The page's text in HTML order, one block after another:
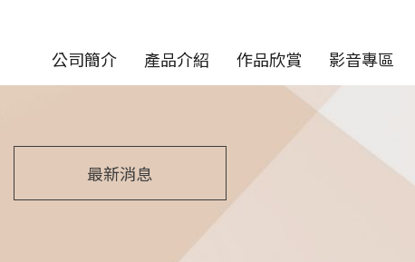
公司簡介 產品介紹 作品欣賞 影音專區
最新消息